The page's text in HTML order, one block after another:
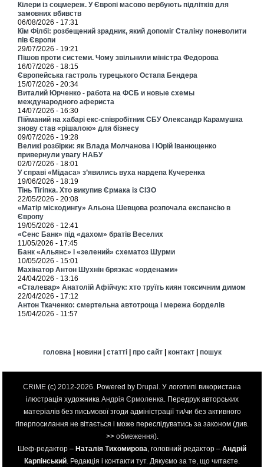
Кілери із соцмереж. У Європі масово вербують підлітків для
замовних вбивств
06/08/2026 - 17:31
Кім Філбі: розбещений зрадник, який допоміг Сталіну поневолити
пів Європи
29/07/2026 - 19:21
Пішов проти системи. Чому звільнили міністра Федорова
16/07/2026 - 18:15
Європейська гастроль турецького Остапа Бендера
15/07/2026 - 20:34
Виталий Юрченко - работа на ФСБ и новые схемы
международного афериста
14/07/2026 - 16:30
Пійманий на хабарі екс-співробітник СБУ Олександр Карамушка
знову став «рішалою» для бізнесу
09/07/2026 - 19:28
Великі розбірки: як Влада Молчанова і Юрій Іванющенко
привернули увагу НАБУ
02/07/2026 - 18:01
У справі «Мідаса» з’явились вуха нардепа Кучеренка
19/06/2026 - 18:19
Тінь Тігіпка. Хто викупив Єрмака із СІЗО
22/05/2026 - 20:08
«Матір міскодингу» Альона Шевцова розпочала експансію в
Європу
19/05/2026 - 12:41
«Сенс Банк» під «дахом» братів Веселих
11/05/2026 - 17:45
Банк «Альянс» і «зелений» схематоз Шурми
10/05/2026 - 15:01
Махінатор Антон Шухнін брязкає «орденами»
24/04/2026 - 13:16
«Сталевар» Анатолій Афійчук: хто труїть киян токсичним димом
22/04/2026 - 17:12
Антон Ткаченко: смертельна автотроща і мережа борделів
15/04/2026 - 11:57
головна| новини| статті| про сайт| контакт| пошук
CRiME (c) 2012-2026. Powered by Drupal . У логотипі використана
ілюстрація художника Андрія Єрмоленка. Передрук авторських
матеріалів без письмової згоди адміністрації ти/чи без активного
гіперпосилання не вітається і може переслідуватись за законом (див.
>> обмеження).
Шеф-редактор – Наталія Тихомирова, головний редактор – Андрій
Карпінський. Редакція і контакти тут. Дякуємо за те, що читаєте.